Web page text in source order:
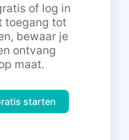
of log in
toegang tot
bewaar je
ontvang
maat.
starten